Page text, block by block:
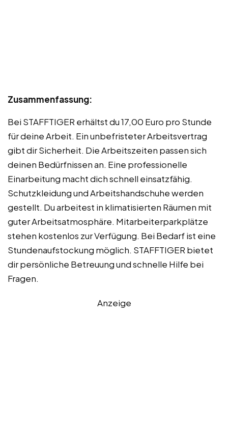
Zusammenfassung:
Bei STAFFTIGER erhältst du 17,00 Euro pro Stunde
für deine Arbeit. Ein unbefristeter Arbeitsvertrag
gibt dir Sicherheit. Die Arbeitszeiten passen sich
deinen Bedürfnissen an. Eine professionelle
Einarbeitung macht dich schnell einsatzfähig.
Schutzkleidung und Arbeitshandschuhe werden
gestellt. Du arbeitest in klimatisierten Räumen mit
guter Arbeitsatmosphäre. Mitarbeiterparkplätze
stehen kostenlos zur Verfügung. Bei Bedarf ist eine
Stundenaufstockung möglich. STAFFTIGER bietet
dir persönliche Betreuung und schnelle Hilfe bei
Fragen.
Anzeige